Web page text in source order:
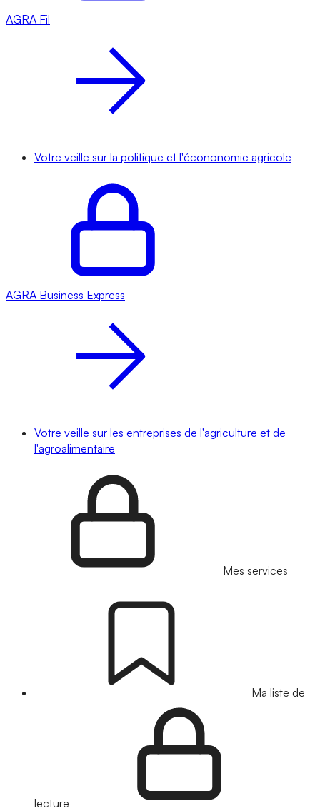
AGRA Fil
Votre veille sur la politique et l'écononomie agricole
AGRA Business Express
Votre veille sur les entreprises de l'agriculture et de
l'agroalimentaire
Mes services
Ma liste de
lecture